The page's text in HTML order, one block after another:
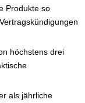
Produkte so
höchstens drei
als jährliche